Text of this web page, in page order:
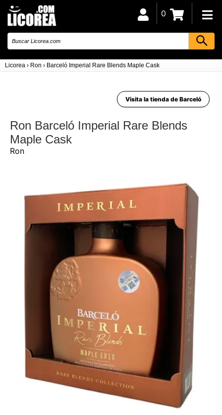
Licorea › Ron › Barceló Imperial Rare Blends Maple Cask
0
Visita la tienda de Barceló
Ron Barceló Imperial Rare Blends
Maple Cask
Ron